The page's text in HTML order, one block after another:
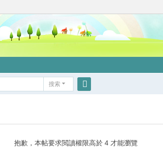
搜索
抱歉，本帖要求閲讀權限高於 4 才能瀏覽